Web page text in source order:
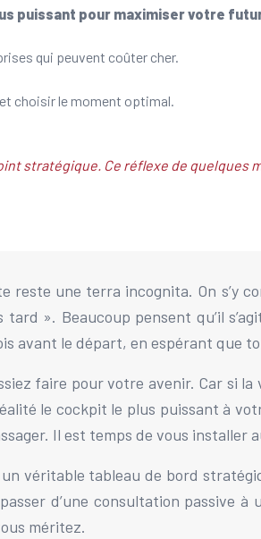
puissant pour maximiser votre
qui peuvent coûter cher.
choisir le moment optimal.
stratégique. Ce réflexe de quelques
reste une terra incognita. On s’y
». Beaucoup pensent qu’il
avant le départ, en espérant que
faire pour votre avenir. Car si
le cockpit le plus puissant à
Il est temps de vous installer
véritable tableau de bord
d’une consultation passive
méritez.